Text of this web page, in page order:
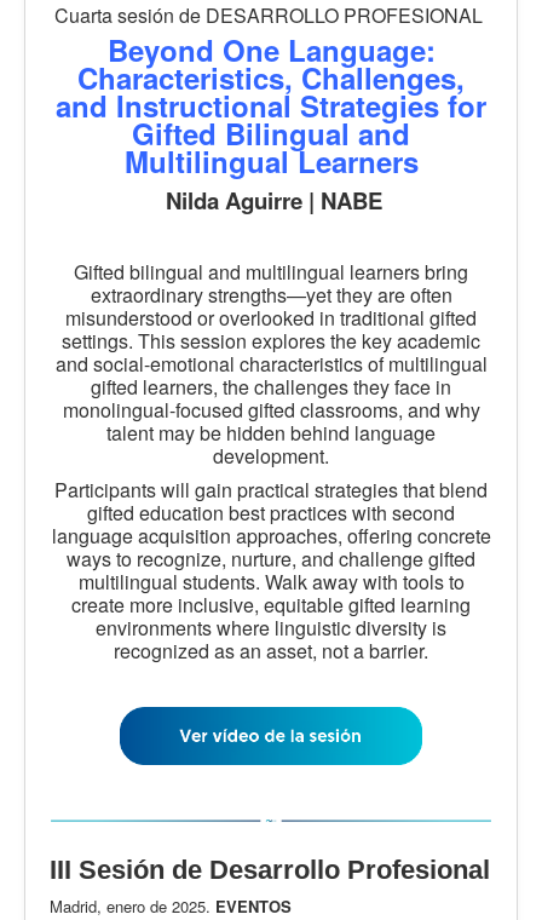
Cuarta sesión de DESARROLLO PROFESIONAL
Beyond One Language:
Characteristics, Challenges,
and Instructional Strategies for
Gifted Bilingual and
Multilingual Learners
Nilda Aguirre | NABE
Gifted bilingual and multilingual learners bring
extraordinary strengths—yet they are often
misunderstood or overlooked in traditional gifted
settings. This session explores the key academic
and social-emotional characteristics of multilingual
gifted learners, the challenges they face in
monolingual-focused gifted classrooms, and why
talent may be hidden behind language
development.
Participants will gain practical strategies that blend
gifted education best practices with second
language acquisition approaches, offering concrete
ways to recognize, nurture, and challenge gifted
multilingual students. Walk away with tools to
create more inclusive, equitable gifted learning
environments where linguistic diversity is
recognized as an asset, not a barrier.
III Sesión de Desarrollo Profesional
Madrid, enero de 2025. EVENTOS